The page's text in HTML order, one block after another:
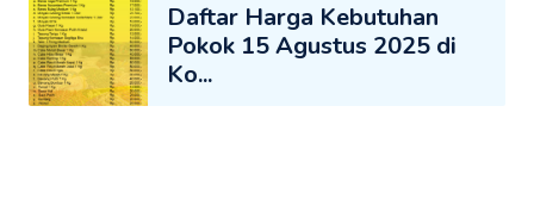
Daftar Harga Kebutuhan
Pokok 15 Agustus 2025 di
Ko...